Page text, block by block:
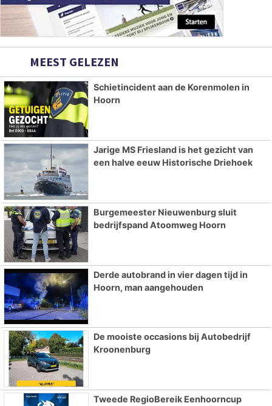
MEEST GELEZEN
Schietincident aan de Korenmolen in
Hoorn
Jarige MS Friesland is het gezicht van
een halve eeuw Historische Driehoek
Burgemeester Nieuwenburg sluit
bedrijfspand Atoomweg Hoorn
Derde autobrand in vier dagen tijd in
Hoorn, man aangehouden
De mooiste occasions bij Autobedrijf
Kroonenburg
Tweede RegioBereik Eenhoorncup